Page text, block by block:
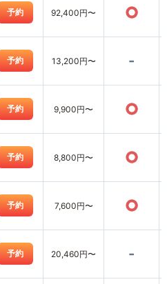
予約 92,400円〜 ○
予約 13,200円〜 -
予約 9,900円〜 ○
予約 8,800円〜 ○
予約 7,600円〜 ○
予約 20,460円〜 -